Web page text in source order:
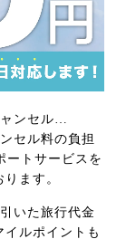
ンセル…
セル料の負担
ートサービスを
ます。
いた旅行代金
ルポイントも